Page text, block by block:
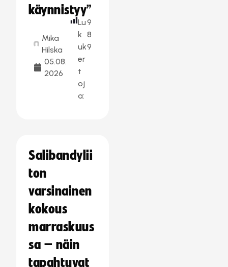
käynnistyy”
Mika
Hilska
05.08.
2026
Lu
k
uk
er
t
oj
a:
9
8
9
Salibandylii
ton
varsinainen
kokous
marraskuus
sa – näin
tapahtuvat